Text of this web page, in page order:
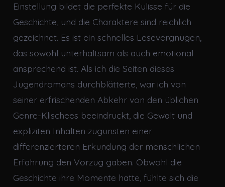
Einstellung bildet die perfekte Kulisse für die
Geschichte, und die Charaktere sind reichlich
gezeichnet. Es ist ein schnelles Lesevergnügen,
das sowohl unterhaltsam als auch emotional
ansprechend ist. Als ich die Seiten dieses
Jugendromans durchblätterte, war ich von
seiner erfrischenden Abkehr von den üblichen
Genre-Klischees beeindruckt, die Gewalt und
expliziten Inhalten zugunsten einer
differenzierteren Erkundung der menschlichen
Erfahrung den Vorzug gaben. Obwohl die
Geschichte ihre Momente hatte, fühlte sich die